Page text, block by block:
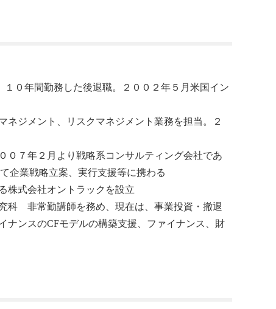
０年間勤務した後退職。２００２年５月米国イン
ネジメント、リスクマネジメント業務を担当。２
７年２月より戦略系コンサルティング会社であ
企業戦略立案、実行支援等に携わる
株式会社オントラックを設立
科 非常勤講師を務め、現在は、事業投資・撤退
ナンスのCFモデルの構築支援、ファイナンス、財